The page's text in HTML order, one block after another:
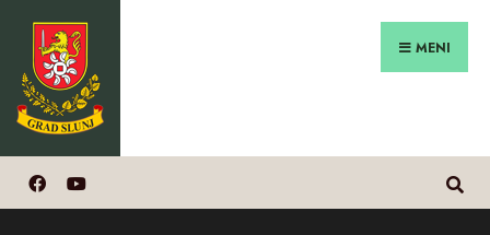
Preskoči
sadržaj
MENI
for: